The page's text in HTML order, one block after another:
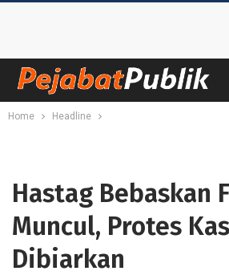
Home Headline
Hastag Bebaskan
Muncul, Protes
Dibiarkan